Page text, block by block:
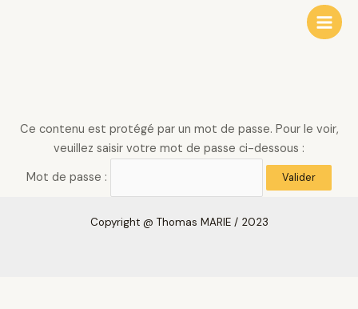
Main
Ce contenu est protégé par un mot de passe. Pour le voir,
veuillez saisir votre mot de passe ci-dessous :
Mot de passe :
Copyright @ Thomas MARIE / 2023